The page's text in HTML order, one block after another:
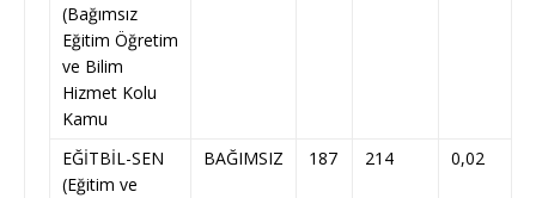
(Bağımsız
Eğitim Öğretim
ve Bilim
Hizmet Kolu
Kamu
EĞİTBİL-SEN
(Eğitim ve
BAĞIMSIZ 187 214 0,02